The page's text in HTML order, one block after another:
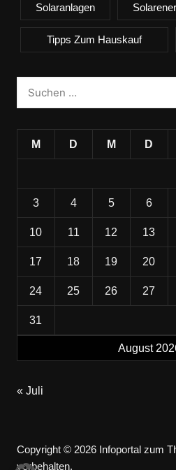
Solaranlagen
Tipps Zum Hauskauf
August
M D M D
3 4 5 6
10 11 12 13
17 18 19 20
24 25 26 27
31
« Juli
Copyright © 2026 Infoportal zum
vorbehalten.